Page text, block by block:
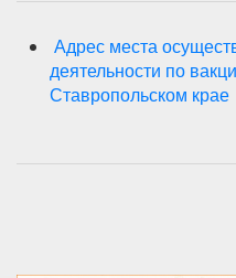
Адрес места
деятельности по
Ставропольском крае